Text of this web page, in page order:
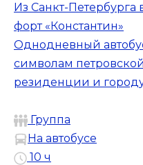
Из Санкт-
форт «Константин»
Однодневный
символам
резиденции и
Группа
На автобусе
10 ч